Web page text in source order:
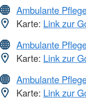
Ambulante
Karte: Link zur
Ambulante
Karte: Link zur
Ambulante
Karte: Link zur